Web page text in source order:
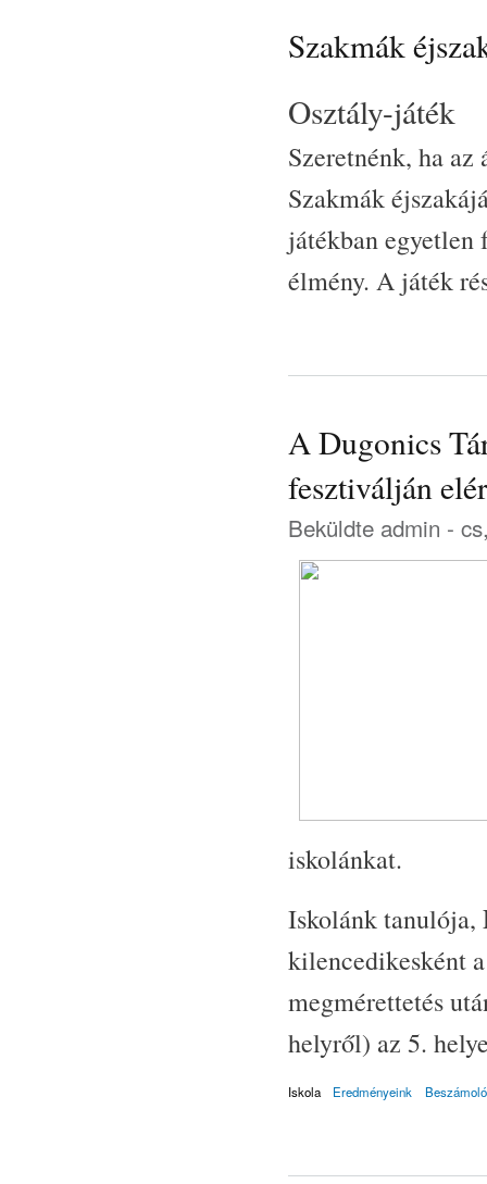
Szakmák
Osztály-játék
Szeretnénk, ha
Szakmák
játékban egyetlen
élmény. A játék
A Dugonics
fesztiválján
Beküldte admin -
iskolánkat.
Iskolánk tanulója,
kilencedikesként
megmérettetés
helyről) az 5.
Iskola Eredményeink Beszámoló